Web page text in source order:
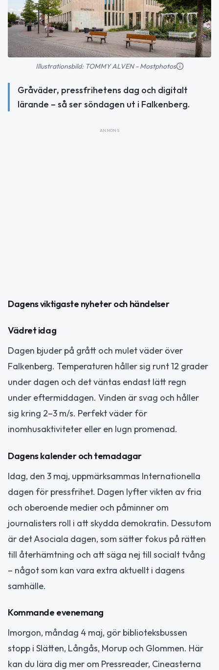
Illustrationsbild: TOMMY ALVEN - Mostphotos
Gråväder, pressfrihetens dag och digitalt
lärande – så ser söndagen ut i Falkenberg.
ANNONS
Dagens viktigaste nyheter och händelser
Vädret idag
Dagen bjuder på grått och mulet väder över
Falkenberg. Temperaturen håller sig runt 12 grader
under dagen och det väntas endast lätt regn
under eftermiddagen. Vinden är svag och håller
sig kring 2–3 m/s. Perfekt väder för
inomhusaktiviteter eller en lugn promenad.
Dagens kalender och temadagar
Idag, den 3 maj, uppmärksammas Internationella
dagen för pressfrihet. Dagen lyfter vikten av fria
och oberoende medier och påminner om
journalisters roll i att skydda demokratin. Dessutom
är det Asociala dagen, som sätter fokus på rätten
till återhämtning och att säga nej till socialt tvång
– något som kan vara extra aktuellt i dagens
samhälle.
Kommande evenemang
Imorgon, måndag 4 maj, gör biblioteksbussen
stopp i Slätten, Långås, Morup och Glommen. Här
kan du lära dig mer om Pressreader, Cineasterna